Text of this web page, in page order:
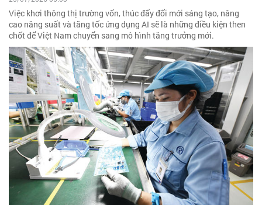
Việc khơi thông thị trường vốn, thúc đẩy đổi mới sáng tạo, nâng
cao năng suất và tăng tốc ứng dụng AI sẽ là những điều kiện then
chốt để Việt Nam chuyển sang mô hình tăng trưởng mới.